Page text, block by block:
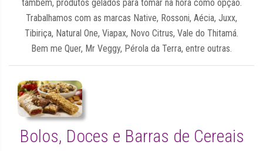
também, produtos gelados para tomar na hora como opção.
Trabalhamos com as marcas Native, Rossoni, Aécia, Juxx,
Tibiriça, Natural One, Viapax, Novo Citrus, Vale do Thitamá.
Bem me Quer, Mr Veggy, Pérola da Terra, entre outras.
Bolos, Doces e Barras de Cereais